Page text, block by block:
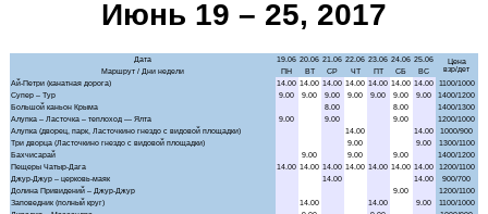
Аквапарк "Банановая республика"
Аквапарк в Симеизе
"Акватория" - театр морских животных
Июнь 19 – 25, 2017